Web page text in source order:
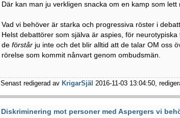
Där kan man ju verkligen snacka om en kamp som lett
Vad vi behöver är starka och progressiva röster i
Helst debattörer som själva är aspies, för
deförstår ju inte och det blir alltid att de talar OM oss
rörelse som kommit nånvart genom ombudsmän.
Senast redigerad avKrigarSjäl 2016-11-03 13:04:50,
Diskriminering mot personer med Aspergers vi